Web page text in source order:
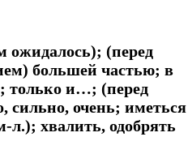
ожидалось); (перед
большей частью; в
только и…; (перед
сильно, очень; иметься
хвалить, одобрять